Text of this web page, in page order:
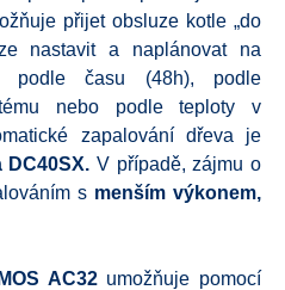
přijet obsluze kotle „do
nastavit a naplánovat na
času (48h), podle
nebo podle teploty v
zapalování dřeva je
DC40SX. V případě, zájmu o
s menším výkonem,
AC32umožňuje pomocí